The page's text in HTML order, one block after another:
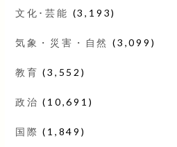
文化･芸能 (3,193)
気象・災害・自然 (3,099)
教育 (3,552)
政治 (10,691)
国際 (1,849)